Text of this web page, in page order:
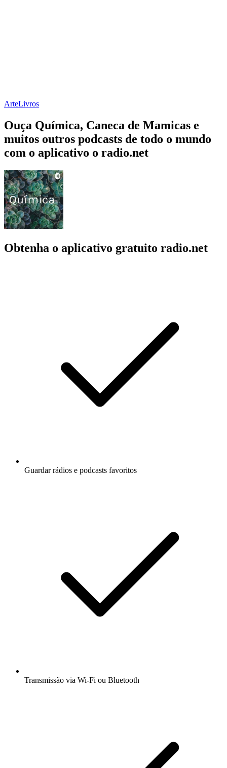
ArteLivros
Ouça Química, Caneca de Mamicas e
muitos outros podcasts de todo o mundo
com o aplicativo o radio.net
Obtenha o aplicativo gratuito radio.net
Guardar rádios e podcasts favoritos
Transmissão via Wi-Fi ou Bluetooth